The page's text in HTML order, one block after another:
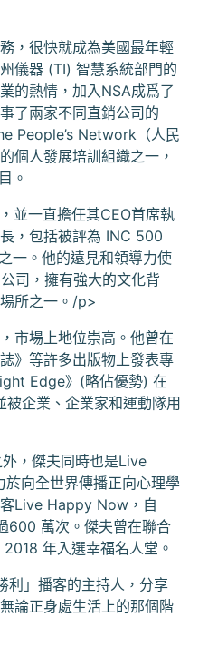
，很快就成為美國最年輕
儀器 (TI) 智慧系統部門的
的熱情，加入NSA成爲了
了兩家不同直銷公司的
People’s Network（人民
個人發展培訓組織之一，
。
並一直擔任其CEO首席執
，包括被評為 INC 500
一。他的遠見和領導力使
司，擁有強大的文化背
所之一。/p>
市場上地位崇高。他曾在
》等許多出版物上發表專
Edge》(略佔優勢) 在
企業、企業家和運動隊用
，傑夫同時也是Live
向全世界傳播正向心理學
Live Happy Now，自
600 萬次。傑夫曾在聯合
年入選幸福名人堂。
利」播客的主持人，分享
論正身處生活上的那個階